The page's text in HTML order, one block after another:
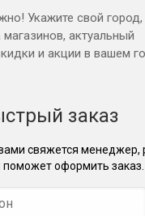
Укажите свой
актуальный
и акции в вашем
заказ
свяжется менеджер,
поможет оформить заказ.